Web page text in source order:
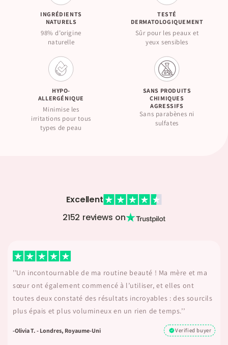
INGRÉDIENTS
NATURELS
98% d’origine
naturelle
TESTÉ
DERMATOLOGIQUEMENT
Sûr pour les peaux et
yeux sensibles
HYPO-
ALLERGÉNIQUE
Minimise les
irritations pour tous
types de peau
SANS PRODUITS
CHIMIQUES
AGRESSIFS
Sans parabènes ni
sulfates
Excellent
2152 reviews on
’’Tous les autres sérums que j'ai essayés provoquaient des
irritations, mais ROSEBROW a changé la donne. C’est doux et
mes sourcils sont maintenant plus fournis et plus sains. Je
n’aurais jamais pensé trouver quelque chose qui